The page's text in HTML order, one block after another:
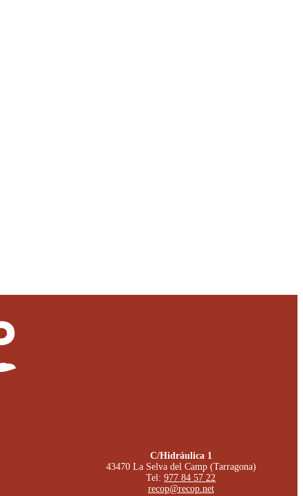
C/Hidráulica 1
43470 La Selva del Camp (Tarragona)
Tel:977 84 57 22
recop@recop.net